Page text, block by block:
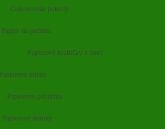
Cukrárenské potreby
Papier na pečenie
Papierové krabičky a boxy
Papierové misky
Papierové poháriky
Papierové slamky